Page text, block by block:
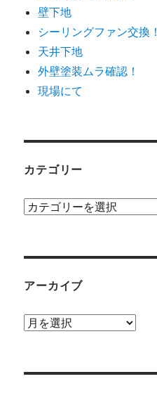
壁下地
シーリングファン交換！
天井下地
外壁塗装ムラ確認！
現場にて
カテゴリー
カ
ー
アーカイブ
ア